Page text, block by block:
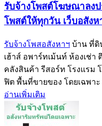
รับจ้างโพสต์โฆษณาลง
โพสต์ให้ทุกวัน เว็บอสังห
รับจ้างโพสอสังหาฯ บ้าน ที่ดิ
เฮ้าส์ อพาร์ทเม้นท์ ห้องเช่า
คลังสินค้า รีสอร์ท โรงแรม
ฟิต พื้นที่ขายของ โดยเฉพาะ
อ่านเพิ่มเติม